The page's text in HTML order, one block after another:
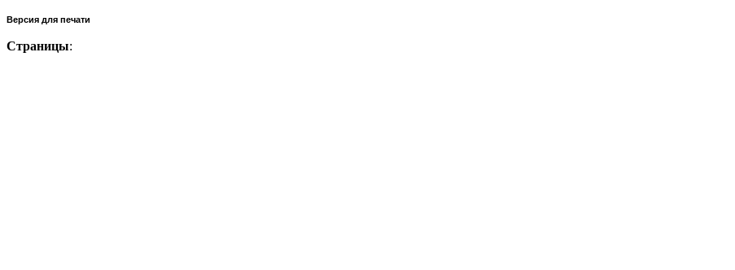
Версия для печати
Страницы: